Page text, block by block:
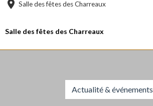
Salle des fêtes des Charreaux
Salle des fêtes des Charreaux
Actualité & événements